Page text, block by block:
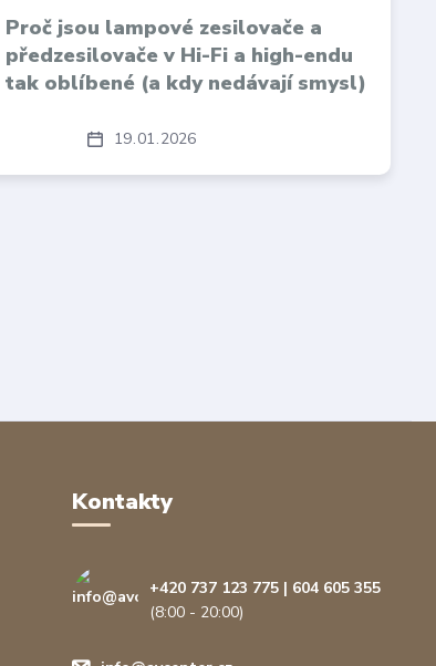
19 01 2026
Proč jsou lampové zesilovače a
předzesilovače v Hi-Fi a high-endu
tak oblíbené (a kdy nedávají smysl)
Kontakty
+420 737 123 775 | 604 605 355
(8:00 - 20:00)